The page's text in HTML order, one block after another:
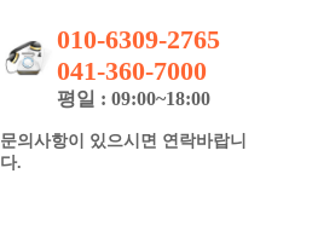
010-6309-2765
041-360-7000
평일 : 09:00~18:00
문의사항이 있으시면 연락바랍니
다.